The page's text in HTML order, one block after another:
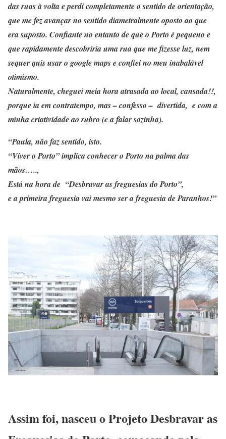
das ruas à volta e perdi completamente o sentido de orientação,
que me fez avançar no sentido diametralmente oposto ao que
era suposto. Confiante no entanto de que o Porto é pequeno e
que rapidamente descobriria uma rua que me fizesse luz, nem
sequer quis usar o google maps e confiei no meu inabalável
otimismo.
Naturalmente, cheguei meia hora atrasada ao local, cansada!!,
porque ia em contratempo, mas – confesso – divertida, e com a
minha criatividade ao rubro (e a falar sozinha).
“Paula, não faz sentido, isto.
“Viver o Porto” implica conhecer o Porto na palma das
mãos…..,
Está na hora de “Desbravar as freguesias do Porto”,
e a primeira freguesia vai mesmo ser a freguesia de Paranhos!”
Assim foi, nasceu o Projeto Desbravar as